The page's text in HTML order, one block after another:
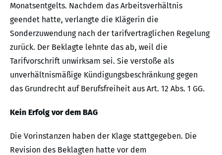
Monatsentgelts. Nachdem das Arbeitsverhältnis
geendet hatte, verlangte die Klägerin die
Sonderzuwendung nach der tarifvertraglichen Regelung
zurück. Der Beklagte lehnte das ab, weil die
Tarifvorschrift unwirksam sei. Sie verstoße als
unverhältnismäßige Kündigungsbeschränkung gegen
das Grundrecht auf Berufsfreiheit aus Art. 12 Abs. 1 GG.
Kein Erfolg vor dem BAG
Die Vorinstanzen haben der Klage stattgegeben. Die
Revision des Beklagten hatte vor dem